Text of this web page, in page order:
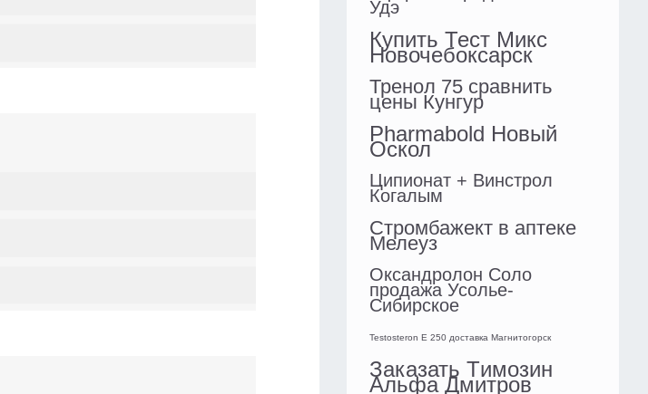
Удэ
Купить Тест Микс
Новочебоксарск
Тренол 75 сравнить
цены Кунгур
Pharmabold Новый
Оскол
Ципионат + Винстрол
Когалым
Стромбажект в аптеке
Мелеуз
Оксандролон Соло
продажа Усолье-
Сибирское
Testosteron E 250 доставка Магнитогорск
Заказать Tимозин
Альфа Дмитров